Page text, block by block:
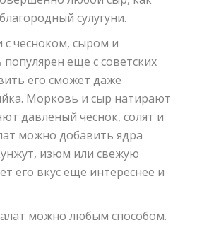
сулугуни.
чесноком, сыром и
еще с советских
его сможет даже
Морковь и сыр натирают
давленый чеснок, солят и
можно добавить ядра
изюм или свежую
его вкус еще интереснее и
можно любым способом.